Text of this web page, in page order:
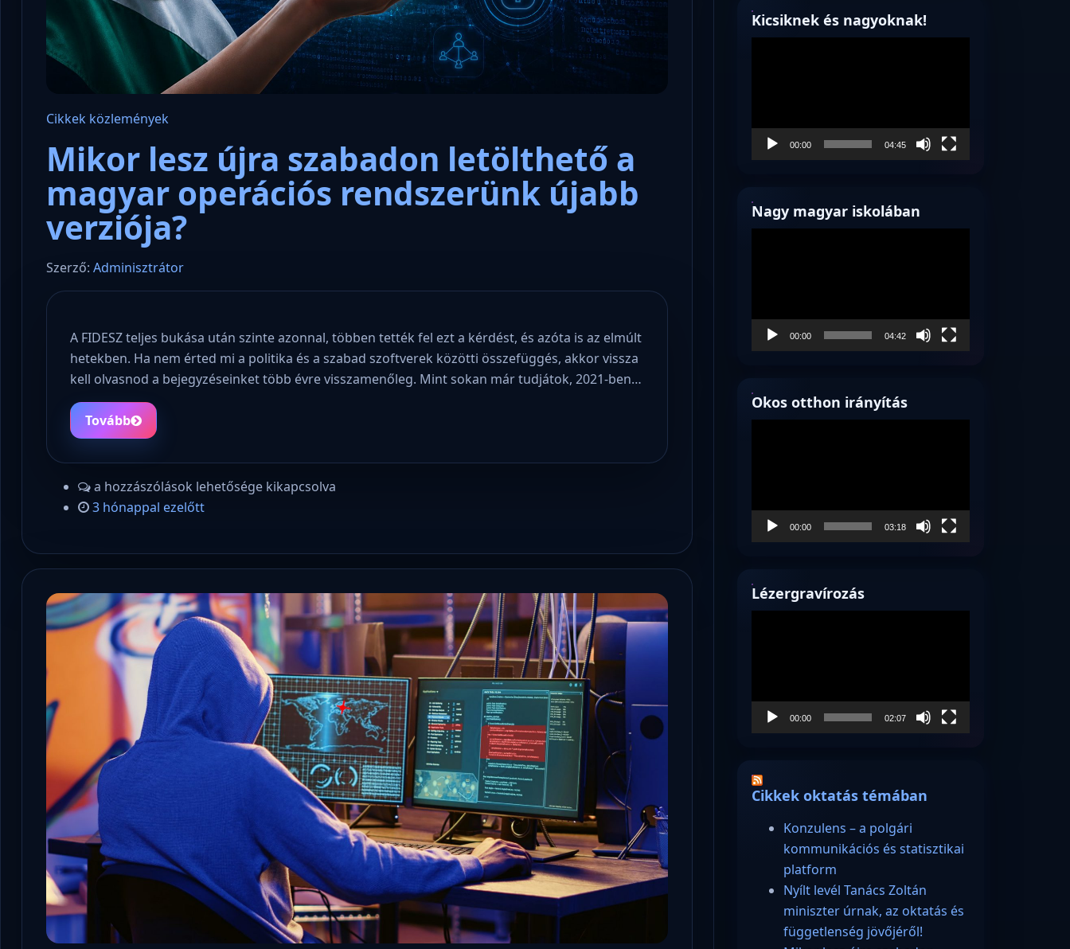
Cikkek közlemények
Mikor lesz újra szabadon letölthető a
magyar operációs rendszerünk újabb
verziója?
Szerző: Adminisztrátor
A FIDESZ teljes bukása után szinte azonnal, többen tették fel ezt a kérdést, és azóta is az elmúlt
hetekben. Ha nem érted mi a politika és a szabad szoftverek közötti összefüggés, akkor vissza
kell olvasnod a bejegyzéseinket több évre visszamenőleg. Mint sokan már tudjátok, 2021-ben…
Tovább
a hozzászólások lehetősége kikapcsolva
3 hónappal ezelőtt
Kicsiknek és nagyoknak!
00:00 04:45
Nagy magyar iskolában
00:00 04:42
Okos otthon irányítás
00:00 03:18
Lézergravírozás
00:00 02:07
Cikkek oktatás témában
Konzulens – a polgári
kommunikációs és statisztikai
platform
Nyílt levél Tanács Zoltán
miniszter úrnak, az oktatás és
függetlenség jövőjéről!